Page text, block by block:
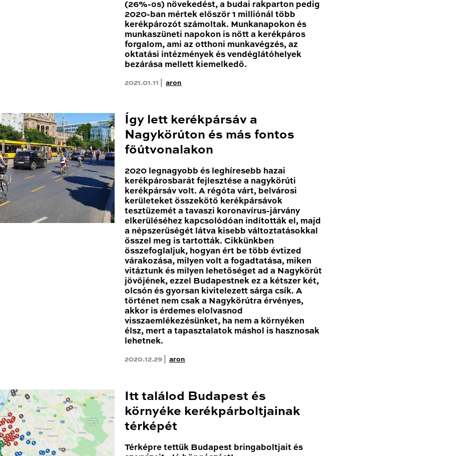
(26%-os) növekedést, a budai rakparton pedig
2020-ban mértek először 1 milliónál több
kerékpározót számoltak. Munkanapokon és
munkaszüneti napokon is nőtt a kerékpáros
forgalom, ami az otthoni munkavégzés, az
oktatási intézmények és vendéglátóhelyek
bezárása mellett kiemelkedő.
2021.01.11 | aron
Így lett kerékpársáv a
Nagykörúton és más fontos
főútvonalakon
2020 legnagyobb és leghíresebb hazai
kerékpárosbarát fejlesztése a nagykörúti
kerékpársáv volt. A régóta várt, belvárosi
kerületeket összekötő kerékpársávok
tesztüzemét a tavaszi koronavírus-járvány
elkerüléséhez kapcsolódóan indították el, majd
a népszerűségét látva kisebb változtatásokkal
ősszel meg is tartották. Cikkünkben
összefoglaljuk, hogyan ért be több évtized
várakozása, milyen volt a fogadtatása, miken
vitáztunk és milyen lehetőséget ad a Nagykörút
jövőjének, ezzel Budapestnek ez a kétszer két,
olcsón és gyorsan kivitelezett sárga csík. A
történet nem csak a Nagykörútra érvényes,
akkor is érdemes elolvasnod
visszaemlékezésünket, ha nem a környéken
élsz, mert a tapasztalatok máshol is hasznosak
lehetnek.
2020.12.29 | aron
Itt találod Budapest és
környéke kerékpárboltjainak
térképét
Térképre tettük Budapest bringaboltjait és